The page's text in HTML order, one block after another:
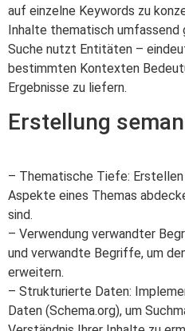
auf einzelne Keywords zu
Inhalte thematisch umfassend
Suche nutzt Entitäten –
bestimmten Kontexten
Ergebnisse zu liefern.
Erstellung
– Thematische Tiefe:
Aspekte eines Themas
sind.
– Verwendung verwandter
und verwandte Begriffe, um
erweitern.
– Strukturierte Daten:
Daten (Schema.org), um